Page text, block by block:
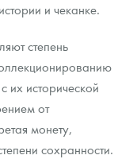
и чеканке.
степень
их исторической
от
монету,
сохранности.